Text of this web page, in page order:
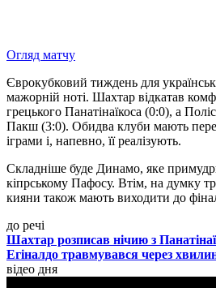
Огляд матчу
Єврокубковий тиждень для
мажорній ноті. Шахтар відкатав
грецького Панатінаїкоса (0:0), а
Пакш (3:0). Обидва клуби мають
іграми і, напевно, її реалізують.
Складніше буде Динамо, яке
кіпрському Пафосу. Втім, на думку
кияни також мають виходити до
до речі
Шахтар розписав нічию з
Егіналдо травмувався через
відео дня